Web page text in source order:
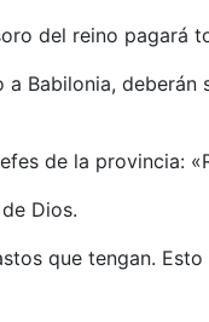
del reino pagará
Babilonia, deberán
de la provincia:
Dios.
que tengan.